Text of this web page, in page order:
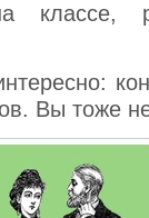
классе,
Вы тоже